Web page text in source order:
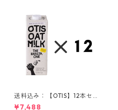
送料込み：【OTIS】12本セッ
ト・オーツミルク（バリス
¥7,488